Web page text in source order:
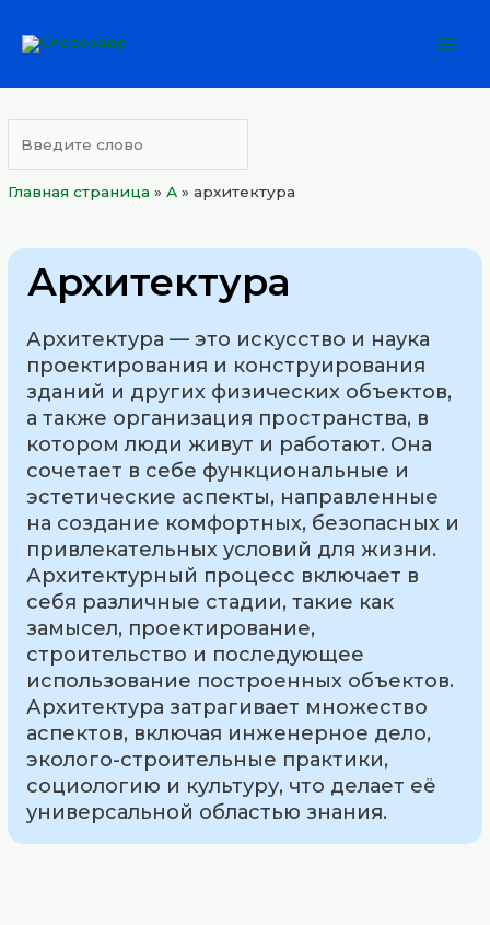
Главная страница »А »архитектура
Архитектура
Архитектура — это искусство и наука
проектирования и конструирования
зданий и других физических объектов,
а также организация пространства, в
котором люди живут и работают. Она
сочетает в себе функциональные и
эстетические аспекты, направленные
на создание комфортных, безопасных и
привлекательных условий для жизни.
Архитектурный процесс включает в
себя различные стадии, такие как
замысел, проектирование,
строительство и последующее
использование построенных объектов.
Архитектура затрагивает множество
аспектов, включая инженерное дело,
эколого-строительные практики,
социологию и культуру, что делает её
универсальной областью знания.